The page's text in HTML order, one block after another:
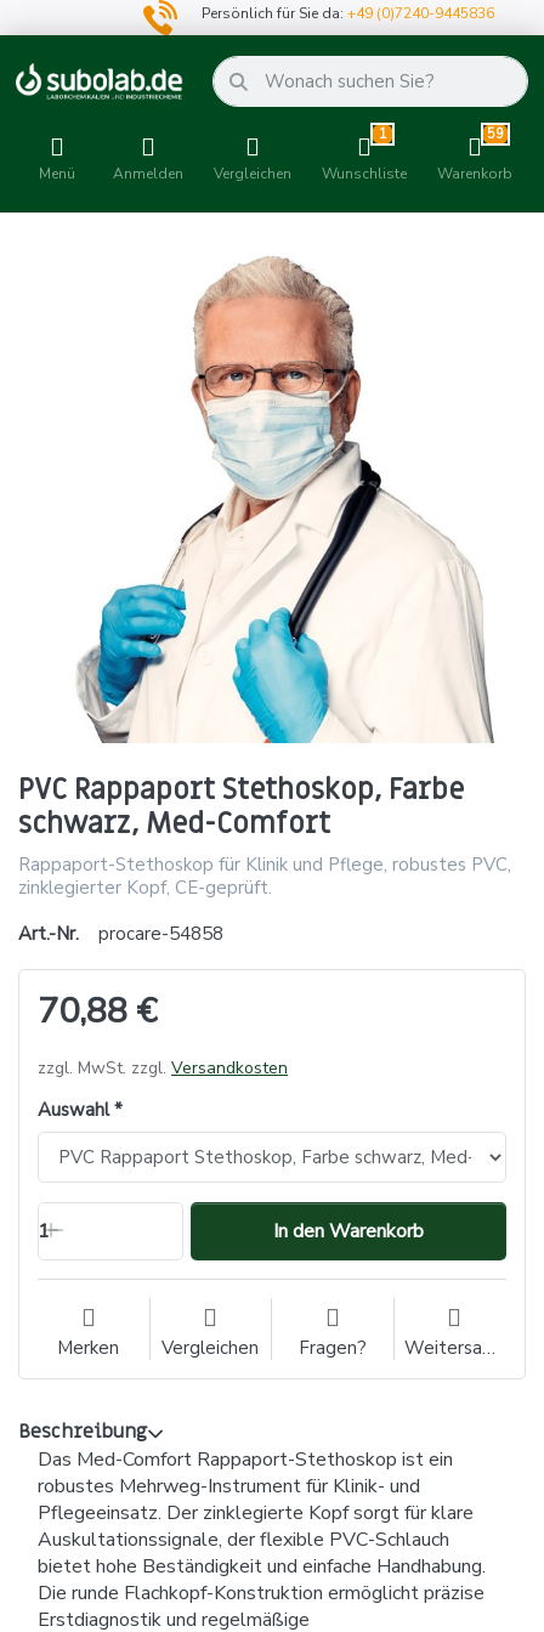
Persönlich für Sie da:+49 (0)7240-9445836
Menü Anmelden Vergleichen
1
Wunschliste
59
Warenkorb
PVC Rappaport Stethoskop, Farbe
schwarz, Med-Comfort
Rappaport-Stethoskop für Klinik und Pflege, robustes PVC,
zinklegierter Kopf, CE-geprüft.
Art.-Nr.
procare-54858
70,88 €
zzgl. MwSt. zzgl. Versandkosten
Auswahl
1 In den Warenkorb
Merken Vergleichen Fragen? Weitersagen
Beschreibung
Das Med-Comfort Rappaport-Stethoskop ist ein
robustes Mehrweg-Instrument für Klinik- und
Pflegeeinsatz. Der zinklegierte Kopf sorgt für klare
Auskultationssignale, der flexible PVC-Schlauch
bietet hohe Beständigkeit und einfache Handhabung.
Die runde Flachkopf-Konstruktion ermöglicht präzise
Erstdiagnostik und regelmäßige